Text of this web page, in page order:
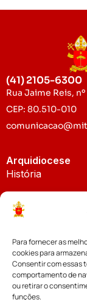
Para fornecer as
cookies para
Consentir com essas
comportamento de
ou retirar o
funções.
(41) 2105-6300
Rua Jaime Reis,
CEP: 80.510-010
Arquidiocese
História
Padroeira
Notícias
Notícias da
Notícias Cáritas